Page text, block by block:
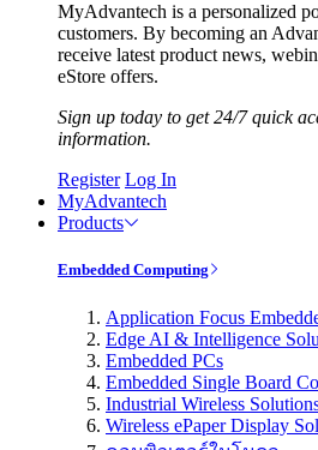
MyAdvantech is a personalized
customers. By becoming an
receive latest product news,
eStore offers.
Sign up today to get 24/7 quick
information.
Register Log In
MyAdvantech
Products
Embedded Computing
Application Focus
Edge AI & Intelligence
Embedded PCs
Embedded Single Board
Industrial Wireless
Wireless ePaper Display